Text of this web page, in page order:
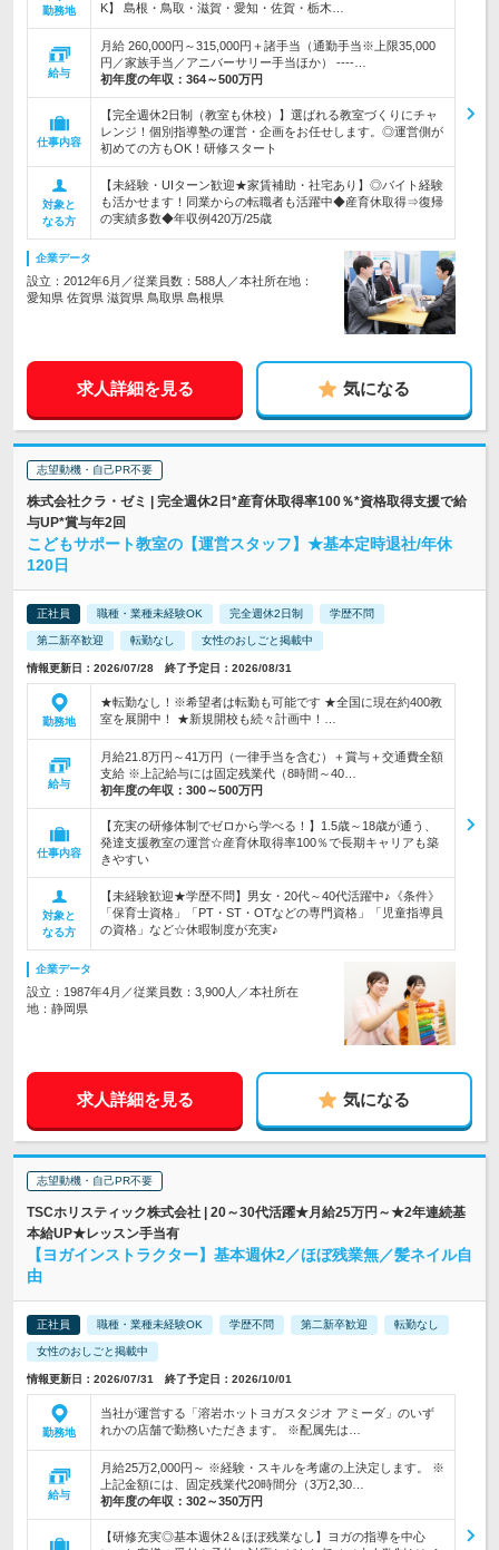
勤務地
K】 島根・鳥取・滋賀・愛知・佐賀・栃木…
給与
月給 260,000円～315,000円＋諸手当（通勤手当※上限35,000
円／家族手当／アニバーサリー手当ほか） ----…
初年度の年収： 364～500万円
仕事内容
【完全週休2日制（教室も休校）】選ばれる教室づくりにチャ
レンジ！個別指導塾の運営・企画をお任せします。◎運営側が
初めての方もOK！研修スタート
対象と
なる方
【未経験・UIターン歓迎★家賃補助・社宅あり】◎バイト経験
も活かせます！同業からの転職者も活躍中◆産育休取得⇒復帰
の実績多数◆年収例420万/25歳
企業データ
設立：2012年6月／従業員数：588人／本社所在地：
愛知県 佐賀県 滋賀県 鳥取県 島根県
求人詳細を見る 気になる
志望動機・自己PR不要
株式会社クラ・ゼミ | 完全週休2日*産育休取得率100％*資格取得支援で給
与UP*賞与年2回
こどもサポート教室の【運営スタッフ】★基本定時退社/年休
120日
正社員 職種・業種未経験OK 完全週休2日制 学歴不問
第二新卒歓迎 転勤なし 女性のおしごと掲載中
情報更新日：2026/07/28 終了予定日：2026/08/31
勤務地
★転勤なし！※希望者は転勤も可能です ★全国に現在約400教
室を展開中！ ★新規開校も続々計画中！…
給与
月給21.8万円～41万円（一律手当を含む）＋賞与＋交通費全額
支給 ※上記給与には固定残業代（8時間～40…
初年度の年収： 300～500万円
仕事内容
【充実の研修体制でゼロから学べる！】1.5歳～18歳が通う、
発達支援教室の運営☆産育休取得率100％で長期キャリアも築
きやすい
対象と
なる方
【未経験歓迎★学歴不問】男女・20代～40代活躍中♪《条件》
「保育士資格」「PT・ST・OTなどの専門資格」「児童指導員
の資格」など☆休暇制度が充実♪
企業データ
設立：1987年4月／従業員数：3,900人／本社所在
地：静岡県
求人詳細を見る 気になる
志望動機・自己PR不要
TSCホリスティック株式会社 | 20～30代活躍★月給25万円～★2年連続基
本給UP★レッスン手当有
【ヨガインストラクター】基本週休2／ほぼ残業無／髪ネイル自
由
正社員 職種・業種未経験OK 学歴不問 第二新卒歓迎 転勤なし
女性のおしごと掲載中
情報更新日：2026/07/31 終了予定日：2026/10/01
勤務地
当社が運営する「溶岩ホットヨガスタジオ アミーダ」のいず
れかの店舗で勤務いただきます。 ※配属先は…
給与
月給25万2,000円～ ※経験・スキルを考慮の上決定します。 ※
上記金額には、固定残業代20時間分（3万2,30…
初年度の年収： 302～350万円
【研修充実◎基本週休2＆ほぼ残業なし】ヨガの指導を中心